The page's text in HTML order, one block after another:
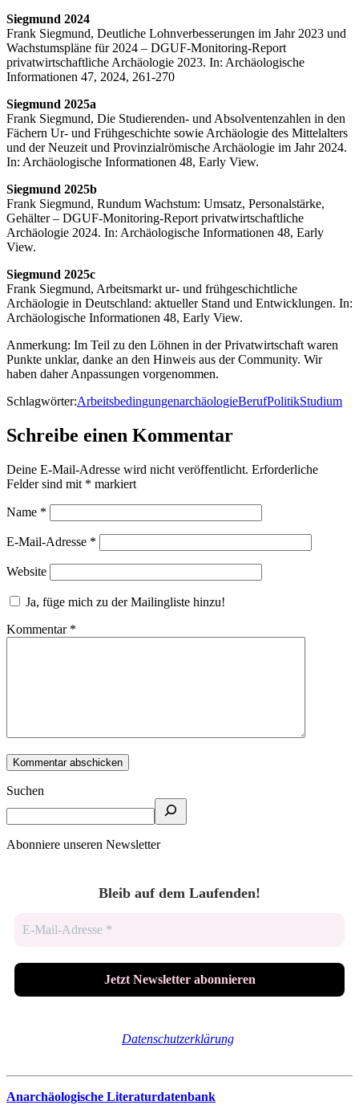
Siegmund 2024
Frank Siegmund, Deutliche Lohnverbesserungen im Jahr 2023 und
Wachstumspläne für 2024 – DGUF-Monitoring-Report
privatwirtschaftliche Archäologie 2023. In: Archäologische
Informationen 47, 2024, 261-270
Siegmund 2025a
Frank Siegmund, Die Studierenden- und Absolventenzahlen in den
Fächern Ur- und Frühgeschichte sowie Archäologie des Mittelalters
und der Neuzeit und Provinzialrömische Archäologie im Jahr 2024.
In: Archäologische Informationen 48, Early View.
Siegmund 2025b
Frank Siegmund, Rundum Wachstum: Umsatz, Personalstärke,
Gehälter – DGUF-Monitoring-Report privatwirtschaftliche
Archäologie 2024. In: Archäologische Informationen 48, Early
View.
Siegmund 2025c
Frank Siegmund, Arbeitsmarkt ur- und frühgeschichtliche
Archäologie in Deutschland: aktueller Stand und Entwicklungen. In:
Archäologische Informationen 48, Early View.
Anmerkung: Im Teil zu den Löhnen in der Privatwirtschaft waren
Punkte unklar, danke an den Hinweis aus der Community. Wir
haben daher Anpassungen vorgenommen.
Schlagwörter:ArbeitsbedingungenarchäologieBerufPolitikStudium
Schreibe einen Kommentar
Deine E-Mail-Adresse wird nicht veröffentlicht. Erforderliche
Felder sind mit * markiert
Name *
E-Mail-Adresse *
Website
Ja, füge mich zu der Mailingliste hinzu!
Kommentar *
Suchen
Abonniere unseren Newsletter
Bleib auf dem Laufenden!
Datenschutzerklärung
Anarchäologische Literaturdatenbank